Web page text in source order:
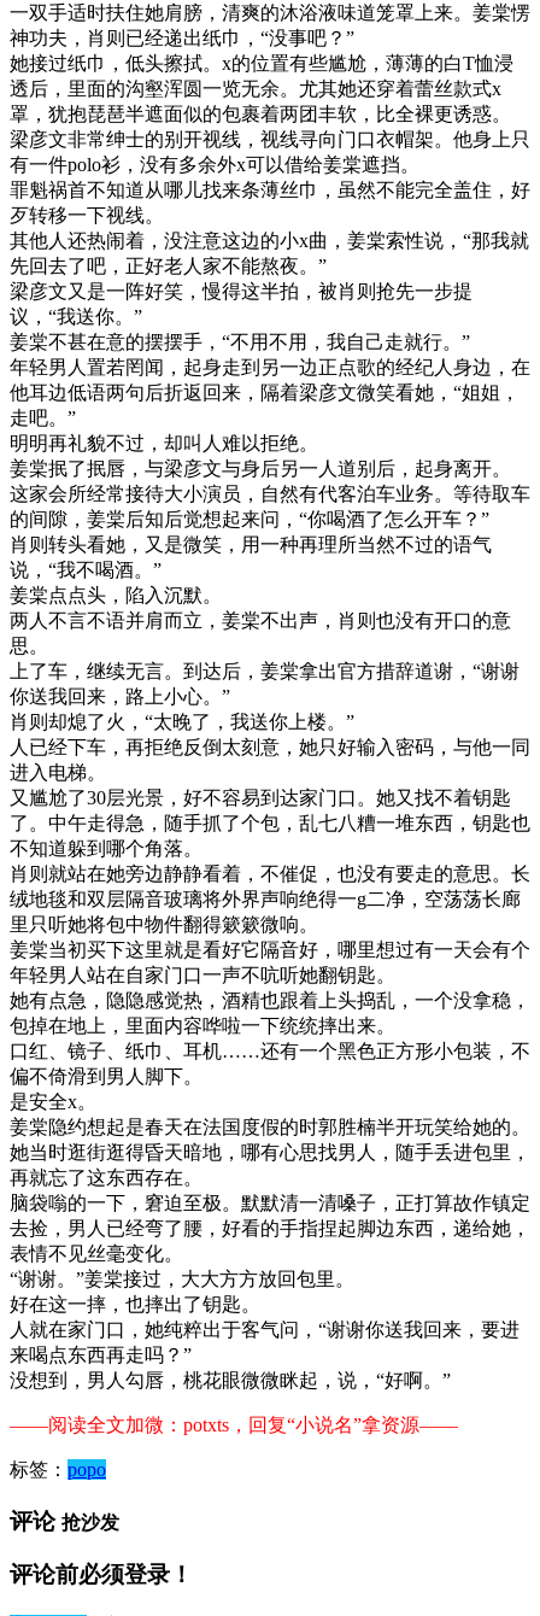
一双手适时扶住她肩膀，清爽的沐浴液味道笼罩上来。姜棠愣
神功夫，肖则已经递出纸巾，“没事吧？”
她接过纸巾，低头擦拭。x的位置有些尴尬，薄薄的白T恤浸
透后，里面的沟壑浑圆一览无余。尤其她还穿着蕾丝款式x
罩，犹抱琵琶半遮面似的包裹着两团丰软，比全裸更诱惑。
梁彦文非常绅士的别开视线，视线寻向门口衣帽架。他身上只
有一件polo衫，没有多余外x可以借给姜棠遮挡。
罪魁祸首不知道从哪儿找来条薄丝巾，虽然不能完全盖住，好
歹转移一下视线。
其他人还热闹着，没注意这边的小x曲，姜棠索性说，“那我就
先回去了吧，正好老人家不能熬夜。”
梁彦文又是一阵好笑，慢得这半拍，被肖则抢先一步提
议，“我送你。”
姜棠不甚在意的摆摆手，“不用不用，我自己走就行。”
年轻男人置若罔闻，起身走到另一边正点歌的经纪人身边，在
他耳边低语两句后折返回来，隔着梁彦文微笑看她，“姐姐，
走吧。”
明明再礼貌不过，却叫人难以拒绝。
姜棠抿了抿唇，与梁彦文与身后另一人道别后，起身离开。
这家会所经常接待大小演员，自然有代客泊车业务。等待取车
的间隙，姜棠后知后觉想起来问，“你喝酒了怎么开车？”
肖则转头看她，又是微笑，用一种再理所当然不过的语气
说，“我不喝酒。”
姜棠点点头，陷入沉默。
两人不言不语并肩而立，姜棠不出声，肖则也没有开口的意
思。
上了车，继续无言。到达后，姜棠拿出官方措辞道谢，“谢谢
你送我回来，路上小心。”
肖则却熄了火，“太晚了，我送你上楼。”
人已经下车，再拒绝反倒太刻意，她只好输入密码，与他一同
进入电梯。
又尴尬了30层光景，好不容易到达家门口。她又找不着钥匙
了。中午走得急，随手抓了个包，乱七八糟一堆东西，钥匙也
不知道躲到哪个角落。
肖则就站在她旁边静静看着，不催促，也没有要走的意思。长
绒地毯和双层隔音玻璃将外界声响绝得一g二净，空荡荡长廊
里只听她将包中物件翻得簌簌微响。
姜棠当初买下这里就是看好它隔音好，哪里想过有一天会有个
年轻男人站在自家门口一声不吭听她翻钥匙。
她有点急，隐隐感觉热，酒精也跟着上头捣乱，一个没拿稳，
包掉在地上，里面内容哗啦一下统统摔出来。
口红、镜子、纸巾、耳机……还有一个黑色正方形小包装，不
偏不倚滑到男人脚下。
是安全x。
姜棠隐约想起是春天在法国度假的时郭胜楠半开玩笑给她的。
她当时逛街逛得昏天暗地，哪有心思找男人，随手丢进包里，
再就忘了这东西存在。
脑袋嗡的一下，窘迫至极。默默清一清嗓子，正打算故作镇定
去捡，男人已经弯了腰，好看的手指捏起脚边东西，递给她，
表情不见丝毫变化。
“谢谢。”姜棠接过，大大方方放回包里。
好在这一摔，也摔出了钥匙。
人就在家门口，她纯粹出于客气问，“谢谢你送我回来，要进
来喝点东西再走吗？”
没想到，男人勾唇，桃花眼微微眯起，说，“好啊。”
——阅读全文加微：potxts，回复“小说名”拿资源——
标签： popo
评论 抢沙发
评论前必须登录！